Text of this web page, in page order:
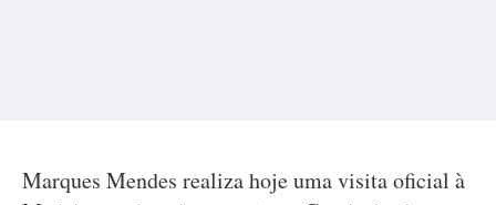
Marques Mendes realiza hoje uma visita oficial à